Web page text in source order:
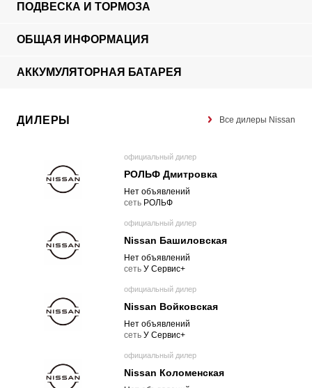
ПОДВЕСКА И ТОРМОЗА
ОБЩАЯ ИНФОРМАЦИЯ
АККУМУЛЯТОРНАЯ БАТАРЕЯ
ДИЛЕРЫ Все дилеры Nissan
официальный дилер
РОЛЬФ Дмитровка
Нет объявлений
cеть РОЛЬФ
официальный дилер
Nissan Башиловская
Нет объявлений
cеть У Сервис+
официальный дилер
Nissan Войковская
Нет объявлений
cеть У Сервис+
официальный дилер
Nissan Коломенская